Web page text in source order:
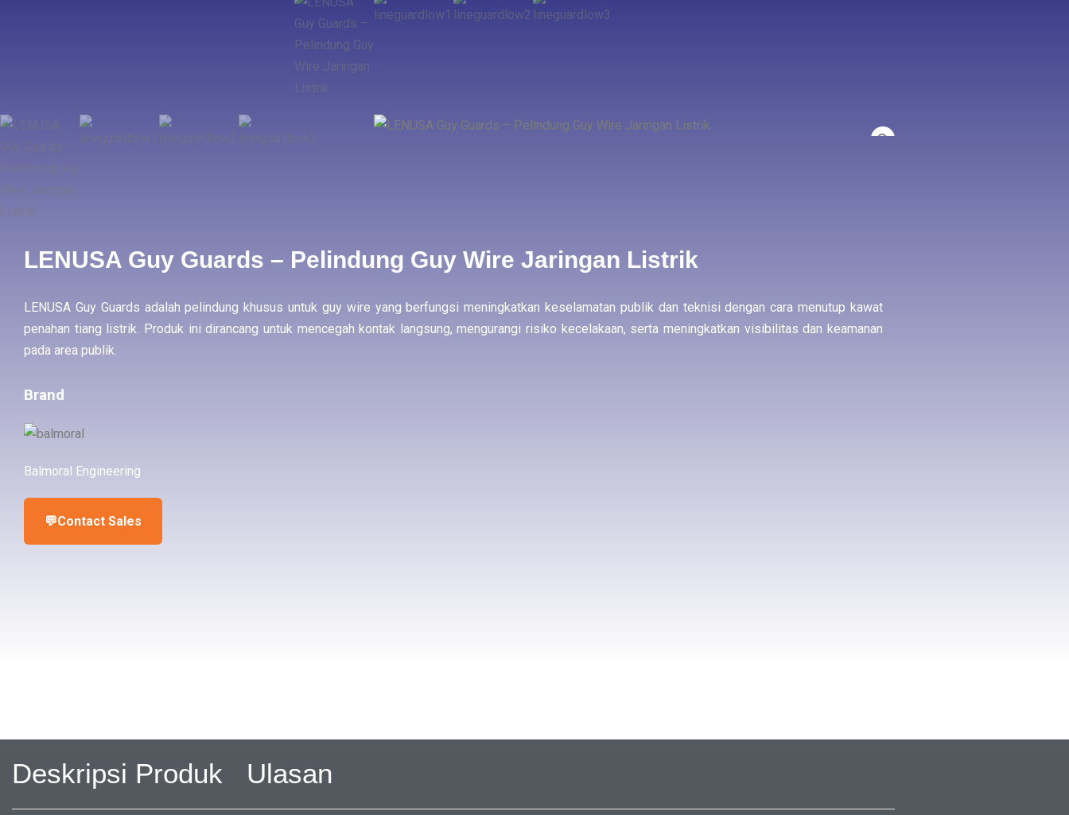
LENUSA Guy Guards – Pelindung Guy Wire Jaringan Listrik
LENUSA Guy Guards adalah pelindung khusus untuk guy wire yang berfungsi meningkatkan keselamatan publik dan teknisi dengan cara menutup kawat
penahan tiang listrik. Produk ini dirancang untuk mencegah kontak langsung, mengurangi risiko kecelakaan, serta meningkatkan visibilitas dan keamanan
pada area publik.
Brand
Balmoral Engineering
💬Contact Sales
Deskripsi Produk Ulasan